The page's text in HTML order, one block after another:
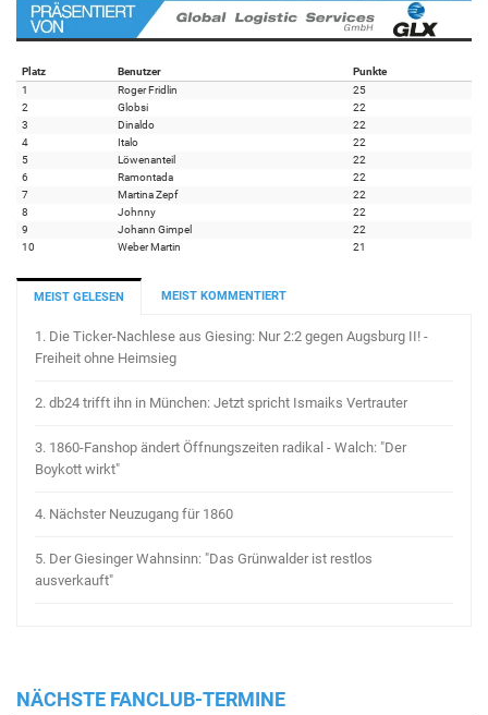
Platz Benutzer
Punkte
1
Roger Fridlin
25
2
Globsi
22
3
Dinaldo
22
4
Italo
22
5
Löwenanteil
22
6
Ramontada
22
7
Martina Zepf
22
8
Johnny
22
9
Johann Gimpel
22
10
Weber Martin 21
MEIST GELESEN MEIST KOMMENTIERT
1. Die Ticker-Nachlese aus Giesing: Nur 2:2 gegen Augsburg II! -
Freiheit ohne Heimsieg
2. db24 trifft ihn in München: Jetzt spricht Ismaiks Vertrauter
3. 1860-Fanshop ändert Öffnungszeiten radikal - Walch: "Der
Boykott wirkt"
4. Nächster Neuzugang für 1860
5. Der Giesinger Wahnsinn: "Das Grünwalder ist restlos
ausverkauft"
NÄCHSTE FANCLUB-TERMINE